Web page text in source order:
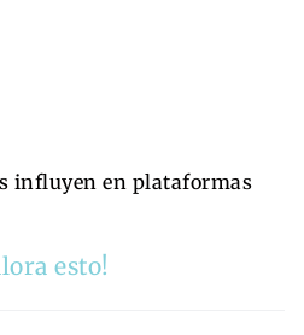
influyen en plataformas
esto!